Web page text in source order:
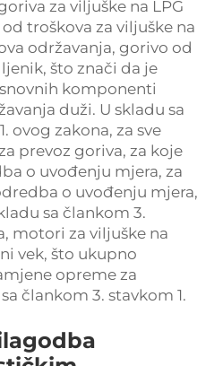
za viljuške na LPG
troškova za viljuške na
održavanja, gorivo od
što znači da je
komponenti
duži. U skladu sa
ovog zakona, za sve
prevoz goriva, za koje
o uvođenju mjera, za
o uvođenju mjera,
sa člankom 3.
motori za viljuške na
vek, što ukupno
opreme za
člankom 3. stavkom 1.